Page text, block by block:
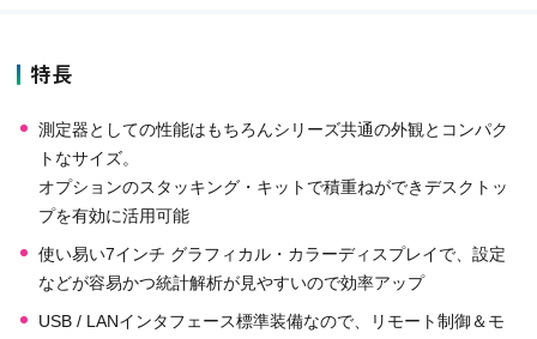
特長
測定器としての性能はもちろんシリーズ共通の外観とコンパク
トなサイズ。
オプションのスタッキング・キットで積重ねができデスクトッ
プを有効に活用可能
使い易い7インチ グラフィカル・カラーディスプレイで、設定
などが容易かつ統計解析が見やすいので効率アップ
USB / LANインタフェース標準装備なので、リモート制御＆モ